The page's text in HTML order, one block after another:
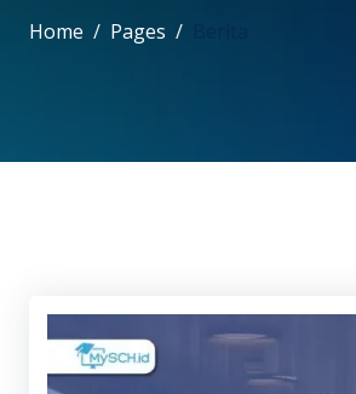
Home Pages